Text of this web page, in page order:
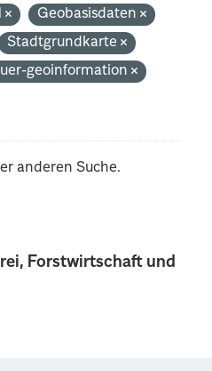
Forstwirtschaft und
Geobasisdaten
Stadtgrundkarte
geoinformation
anderen Suche.